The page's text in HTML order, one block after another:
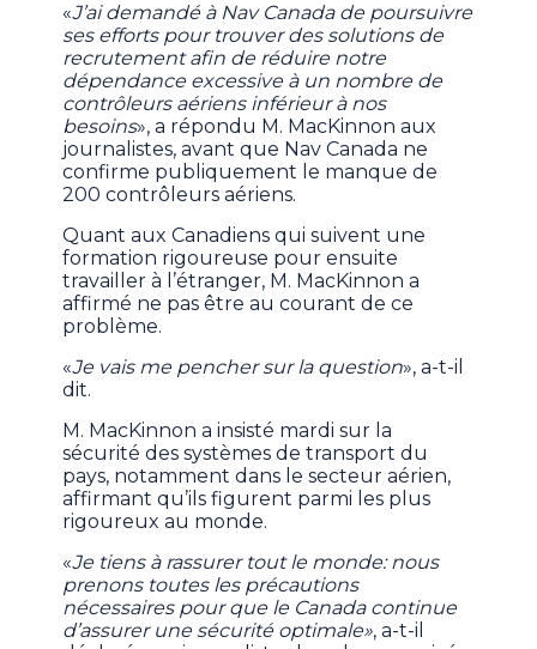
«J’ai demandé à Nav Canada de poursuivre
ses efforts pour trouver des solutions de
recrutement afin de réduire notre
dépendance excessive à un nombre de
contrôleurs aériens inférieur à nos
besoins», a répondu M. MacKinnon aux
journalistes, avant que Nav Canada ne
confirme publiquement le manque de
200 contrôleurs aériens.
Quant aux Canadiens qui suivent une
formation rigoureuse pour ensuite
travailler à l’étranger, M. MacKinnon a
affirmé ne pas être au courant de ce
problème.
«Je vais me pencher sur la question», a-t-il
dit.
M. MacKinnon a insisté mardi sur la
sécurité des systèmes de transport du
pays, notamment dans le secteur aérien,
affirmant qu’ils figurent parmi les plus
rigoureux au monde.
«Je tiens à rassurer tout le monde: nous
prenons toutes les précautions
nécessaires pour que le Canada continue
d’assurer une sécurité optimale», a-t-il